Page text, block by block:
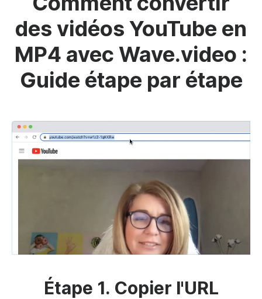
des vidéos YouTube en
MP4 avec Wave.video :
Guide étape par étape
Étape 1. Copier l'URL